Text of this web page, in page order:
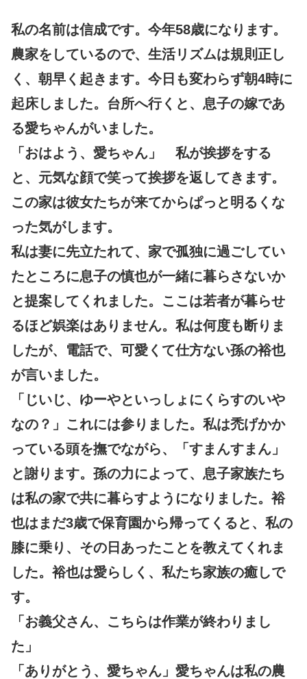
私の名前は信成です。今年58歳になります。
農家をしているので、生活リズムは規則正し
く、朝早く起きます。今日も変わらず朝4時に
起床しました。台所へ行くと、息子の嫁であ
る愛ちゃんがいました。
「おはよう、愛ちゃん」 私が挨拶をする
と、元気な顔で笑って挨拶を返してきます。
この家は彼女たちが来てからぱっと明るくな
った気がします。
私は妻に先立たれて、家で孤独に過ごしてい
たところに息子の慎也が一緒に暮らさないか
と提案してくれました。ここは若者が暮らせ
るほど娯楽はありません。私は何度も断りま
したが、電話で、可愛くて仕方ない孫の裕也
が言いました。
「じいじ、ゆーやといっしょにくらすのいや
なの？」これには参りました。私は禿げかか
っている頭を撫でながら、「すまんすまん」
と謝ります。孫の力によって、息子家族たち
は私の家で共に暮らすようになりました。裕
也はまだ3歳で保育園から帰ってくると、私の
膝に乗り、その日あったことを教えてくれま
した。裕也は愛らしく、私たち家族の癒しで
す。
「お義父さん、こちらは作業が終わりまし
た」
「ありがとう、愛ちゃん」愛ちゃんは私の農